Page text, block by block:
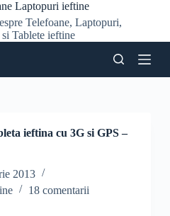
Laptopuri ieftine
Telefoane, Laptopuri,
Tablete ieftine
ieftina cu 3G si GPS –
2013
18 comentarii